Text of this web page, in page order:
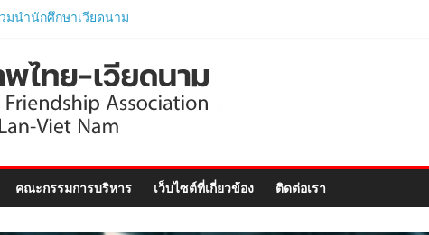
ลักสูตรภาษาอังกฤษเร่งรัด
คมมิตรภาพไทย-เวียดนาม
ดตามนายกรัฐมนตรีและ
าการกระทรวงมหาดไทย
นามอย่างเป็นทางการ..
นาม-ไทย ร่วมแสดงวิสัยทัศน์
งการทูต..
คณะกรรมการบริหาร เว็บไซต์ที่เกี่ยวข้อง ติดต่อเรา